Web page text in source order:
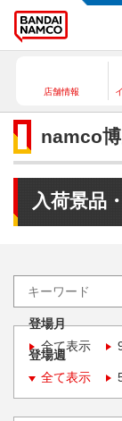
店舗情報
namco
入荷景品
登場月
全て表示
登場週
全て表示